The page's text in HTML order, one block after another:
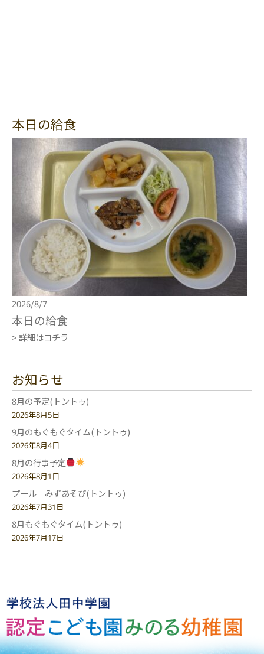
本日の給食
2026/8/7
本日の給食
> 詳細はコチラ
お知らせ
8月の予定(トントゥ)
2026年8月5日
9月のもぐもぐタイム(トントゥ)
2026年8月4日
8月の行事予定
2026年8月1日
プール みずあそび(トントゥ)
2026年7月31日
8月もぐもぐタイム(トントゥ)
2026年7月17日